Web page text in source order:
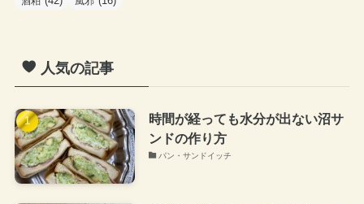
人気の記事
時間が経っても水分が出ない沼サ
ンドの作り方
パン・サンドイッチ